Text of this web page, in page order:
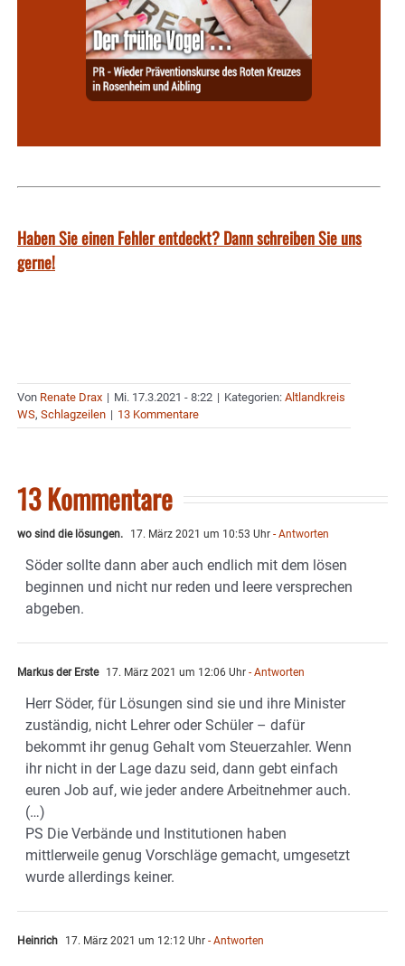
Haben Sie einen Fehler entdeckt? Dann schreiben Sie uns
gerne!
Von Renate Drax | Mi. 17.3.2021 - 8:22 | Kategorien: Altlandkreis
WS, Schlagzeilen | 13 Kommentare
13 Kommentare
wo sind die lösungen. 17. März 2021 um 10:53 Uhr - Antworten
Söder sollte dann aber auch endlich mit dem lösen
beginnen und nicht nur reden und leere versprechen
abgeben.
Markus der Erste 17. März 2021 um 12:06 Uhr - Antworten
Herr Söder, für Lösungen sind sie und ihre Minister
zuständig, nicht Lehrer oder Schüler – dafür
bekommt ihr genug Gehalt vom Steuerzahler. Wenn
ihr nicht in der Lage dazu seid, dann gebt einfach
euren Job auf, wie jeder andere Arbeitnehmer auch.
(…)
PS Die Verbände und Institutionen haben
mittlerweile genug Vorschläge gemacht, umgesetzt
wurde allerdings keiner.
Heinrich 17. März 2021 um 12:12 Uhr - Antworten